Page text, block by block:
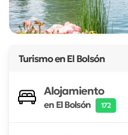
Turismo enEl Bolsón
Alojamiento
en El Bolsón 172